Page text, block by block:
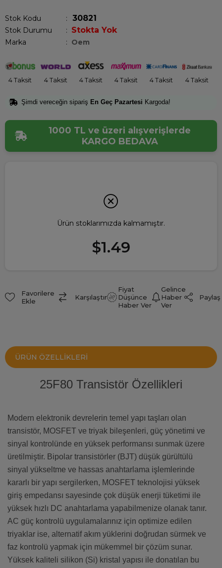
Stok Kodu 30821
Stok Durumu : Stokta Yok
Marka : Oem
4 Taksit 4 Taksit 4 Taksit 4 Taksit 4 Taksit 4 Taksit
Şimdi vereceğin sipariş En Geç Pazartesi Kargoda!
1000 TL ve üzeri alışverişlerde
KARGO BEDAVA
Ürün stoklarımızda kalmamıştır.
$1.49
Favorilere
Ekle
Karşılaştır
Fiyat
Düşünce
Haber Ver
Gelince
Haber
Ver
Paylaş
ÜRÜN ÖZELLIKLERI
25F80 Transistör Özellikleri
Modern elektronik devrelerin temel yapı taşları olan
transistör, MOSFET ve triyak bileşenleri, güç yönetimi ve
sinyal kontrolünde en yüksek performansı sunmak üzere
üretilmiştir. Bipolar transistörler (BJT) düşük gürültülü
sinyal yükseltme ve hassas anahtarlama işlemlerinde
kararlı bir yapı sergilerken, MOSFET teknolojisi yüksek
giriş empedansı sayesinde çok düşük enerji tüketimi ile
yüksek hızlı DC anahtarlama yapabilmenize olanak tanır.
AC güç kontrolü uygulamalarınız için optimize edilen
triyaklar ise, alternatif akım yüklerini doğrudan sürmek ve
faz kontrolü yapmak için mükemmel bir çözüm sunar.
Yüksek kaliteli silikon (Si) kristal yapısı ile donatılan bu